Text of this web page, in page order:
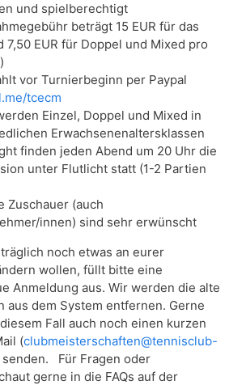
und spielberechtigt
beträgt 15 EUR für das
7,50 EUR für Doppel und Mixed pro
vor Turnierbeginn per Paypal
tcecm
Einzel, Doppel und Mixed in
Erwachsenenaltersklassen
finden jeden Abend um 20 Uhr die
unter Flutlicht statt (1-2 Partien
Zuschauer (auch
innen) sind sehr erwünscht
noch etwas an eurer
wollen, füllt bitte eine
Anmeldung aus. Wir werden die alte
aus dem System entfernen. Gerne
Fall auch noch einen kurzen
(clubmeisterschaften@tennisclub-
senden. Für Fragen oder
gerne in die FAQs auf der